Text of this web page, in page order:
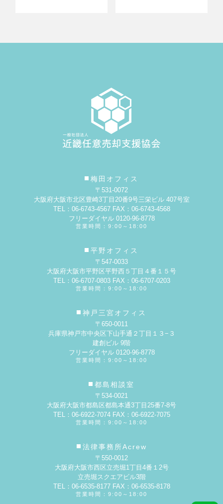
梅田オフィス
〒531-0072
大阪府大阪市北区豊崎3丁目20番9号三栄ビル 407号室
TEL：06-6743-4567 FAX：06-6743-4568
フリーダイヤル 0120-96-8778
営業時間：9:00～18:00
平野オフィス
〒547-0033
大阪府大阪市平野区平野西５丁目４番１５号
TEL：06-6707-0803 FAX：06-6707-0203
営業時間：9:00～18:00
神戸三宮オフィス
〒650-0011
兵庫県神戸市中央区下山手通２丁目１３−３
建創ビル 9階
フリーダイヤル 0120-96-8778
営業時間：9:00～18:00
都島相談室
〒534-0021
大阪府大阪市都島区都島本通3丁目25番7-8号
TEL：06-6922-7074 FAX：06-6922-7075
営業時間：9:00～18:00
法律事務所Acrew
〒550-0012
大阪府大阪市西区立売堀1丁目4番１2号
立売堀スクエアビル3階
TEL：06-6535-8177 FAX：06-6535-8178
営業時間：9:00～18:00